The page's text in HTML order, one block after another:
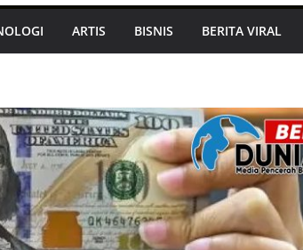
Damai atau
ARTIS BISNIS BERITA VIRAL